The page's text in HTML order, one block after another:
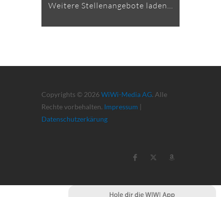
Weitere Stellenangebote laden...
Copyrights © 2026 WiWi-Media AG. Alle
Rechte vorbehalten. Impressum |
Datenschutzerkärung